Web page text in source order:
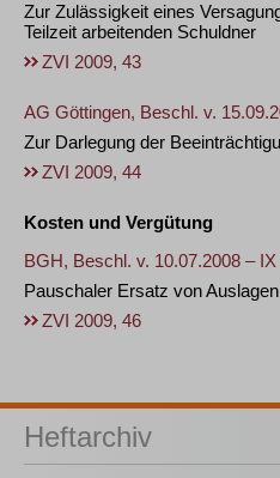
Zur Zulässigkeit eines
Teilzeit arbeitenden Schuldner
ZVI 2009, 43
AG Göttingen, Beschl. v.
Zur Darlegung der
ZVI 2009, 44
Kosten und Vergütung
BGH, Beschl. v. 10.07.2008 –
Pauschaler Ersatz von
ZVI 2009, 46
Heftarchiv